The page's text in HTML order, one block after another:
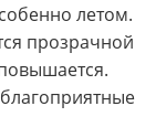
летом.
прозрачной